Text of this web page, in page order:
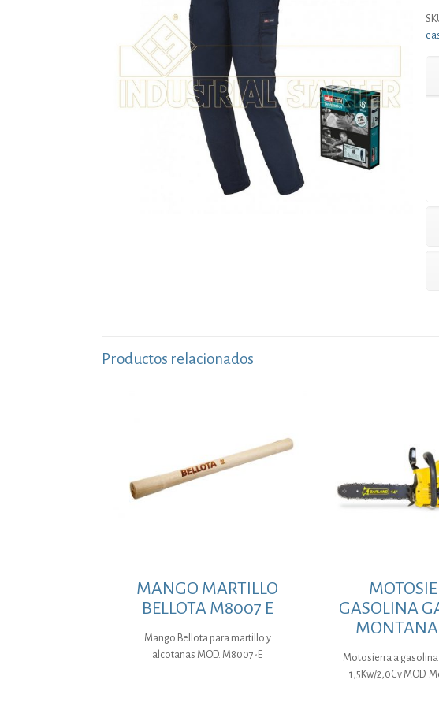
Productos relacionados
MANGO MARTILLO
BELLOTA M8007 E
Mango Bellota para martillo y
alcotanas MOD. M8007-E
GASOLINA
MONTANA
Motosierra a gasolina
1,5Kw/2,0Cv MOD.